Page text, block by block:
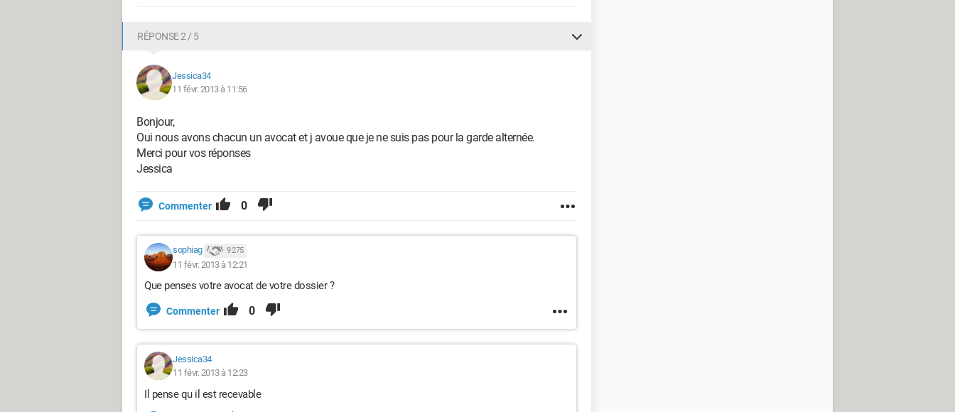
RÉPONSE 2 / 5
Jessica34
11 févr. 2013 à 11:56
Bonjour,
Oui nous avons chacun un avocat et j avoue que je ne suis pas pour la garde alternée.
Merci pour vos réponses
Jessica
Commenter 0
sophiag 9 275
11 févr. 2013 à 12:21
Que penses votre avocat de votre dossier ?
Commenter 0
Jessica34
11 févr. 2013 à 12:23
Il pense qu il est recevable